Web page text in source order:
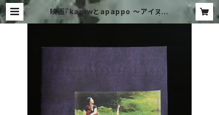
映画『kapiwとapappo 〜アイヌの
姉妹の物語〜』公式パンフレット | T